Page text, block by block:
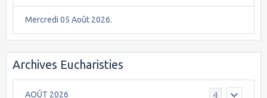
Mercredi 05 Août 2026.
Archives Eucharisties
AOÛT 2026 4